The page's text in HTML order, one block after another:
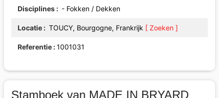
Disciplines - Fokken / Dekken
Locatie TOUCY, Bourgogne, Frankrijk [ Zoeken ]
Referentie 1001031
Stamboek van MADE IN BRYARD